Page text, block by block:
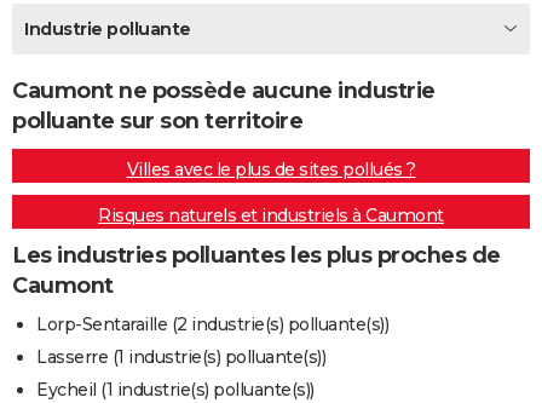
Destinations
City break
Voyage nature
Voyage de noces
Forum
Climat
+PHOTO
GUIDES D'ACHAT
BONS PLANS
CARTE DE VOEUX
Carte de Noël
Carte Bonne année
Carte Saint-Valentin
Carte Pâques
Carte d'anniversaire
DICTIONNAIRE
Dictionnaire
Biographies
Citations
Expressions
Proverbes
PROGRAMME TV
COPAINS D'AVANT
S'inscrire
Se connecter
Lycées
Collèges
Primaires
Universités
Entreprises
Service militaire
Avis de recherche
AVIS DE DÉCÈS
Industrie polluante
Caumont ne possède aucune industrie
polluante sur son territoire
Villes avec le plus de sites pollués ?
Risques naturels et industriels à Caumont
Les industries polluantes les plus proches de
Caumont
Lorp-Sentaraille (2 industrie(s) polluante(s))
Lasserre (1 industrie(s) polluante(s))
Eycheil (1 industrie(s) polluante(s))